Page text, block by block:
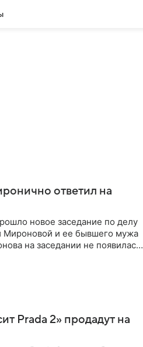
ответил на
новое заседание по делу
и ее бывшего мужа
на заседании не появилась.
Prada 2» продадут на